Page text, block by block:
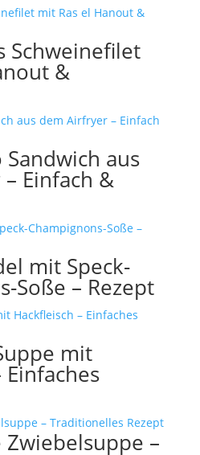
Schweinefilet
&
aus
Einfach &
mit Speck-
Soße – Rezept
mit
Einfaches
Zwiebelsuppe –